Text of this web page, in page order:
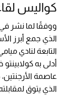
كواليس
الذي جمع أبرز
التابعة لنادي
أدلى به
عاصمة
الذي يتوق